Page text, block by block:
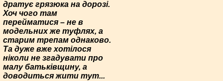
дратує грязюка на дорозі.
Хоч чого там
перейматися – не в
модельних же туфлях, а
старим трепам однаково.
Та дуже вже хотілося
ніколи не згадувати про
малу батьківщину, а
доводиться жити тут...